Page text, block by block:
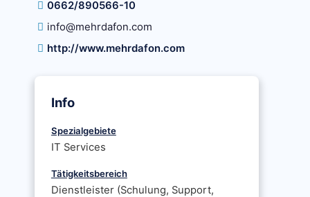
0662/890566-10
info@mehrdafon.com
http://www.mehrdafon.com
Info
Spezialgebiete
IT Services
Tätigkeitsbereich
Dienstleister (Schulung, Support,